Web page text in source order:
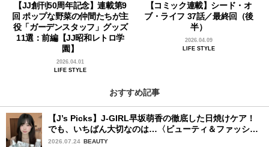
【JJ創刊50周年記念】連載第9
回 ポップな野菜の仲間たちが主
役「ガーデンスタッフ」グッズ
11選：前編【JJ昭和レトロ学
園】
2026.04.01
LIFE STYLE
【コミック連載】シード・オ
ブ・ライフ 37話／最終回（後
半）
2026.04.09
LIFE STYLE
おすすめ記事
【J’s Picks】J-GIRL早坂萌香の徹底した日焼けケア！
でも、いちばん大切なのは…〈ビューティ＆ファッショ
ン夏の必需品〉
2026.07.24 BEAUTY